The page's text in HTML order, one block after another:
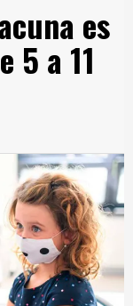
es
5 a 11